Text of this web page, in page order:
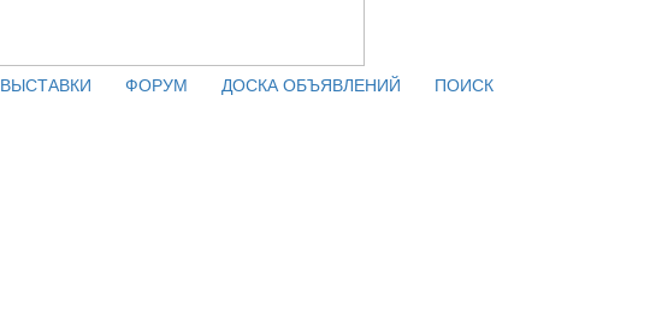
ВЫСТАВКИ ФОРУМ ДОСКА ОБЪЯВЛЕНИЙ
ПОИСК